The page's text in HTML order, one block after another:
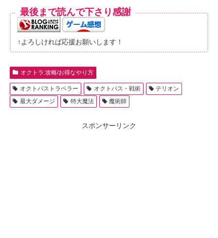
最後まで読んで下さり感謝
↑よろしければ応援お願いします！
オクトラ:攻略/お得なやり方
オクトパストラベラー オクトパス・戦術
テリオン
最大ダメージ
特大魔法 魔術師
スポンサーリンク